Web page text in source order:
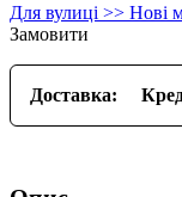
Для вулиці >> Нові
Замовити
Доставка: